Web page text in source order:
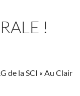
!
de la SCI « Au Clair